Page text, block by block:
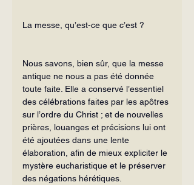
La messe, qu’est-ce que c’est ?
Nous savons, bien sûr, que la messe
antique ne nous a pas été donnée
toute faite. Elle a conservé l’essentiel
des célébrations faites par les apôtres
sur l’ordre du Christ ; et de nouvelles
prières, louanges et précisions lui ont
été ajoutées dans une lente
élaboration, afin de mieux expliciter le
mystère eucharistique et le préserver
des négations hérétiques.